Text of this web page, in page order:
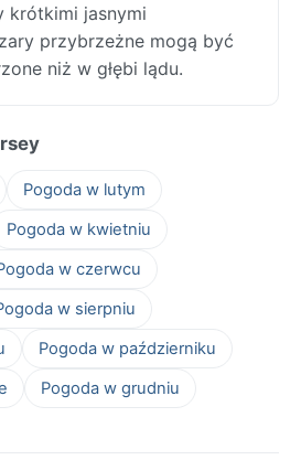
krótkimi jasnymi
przybrzeżne mogą być
niż w głębi lądu.
Pogoda w lutym
Pogoda w kwietniu
w czerwcu
w sierpniu
Pogoda w październiku
Pogoda w grudniu